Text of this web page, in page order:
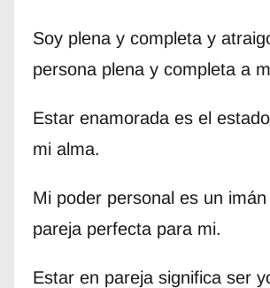
Soy plena y completa y
persona plena y completa a
Estar enamorada es el
mi alma.
Mi poder personal es un
pareja perfecta para mi.
Estar en pareja significa ser